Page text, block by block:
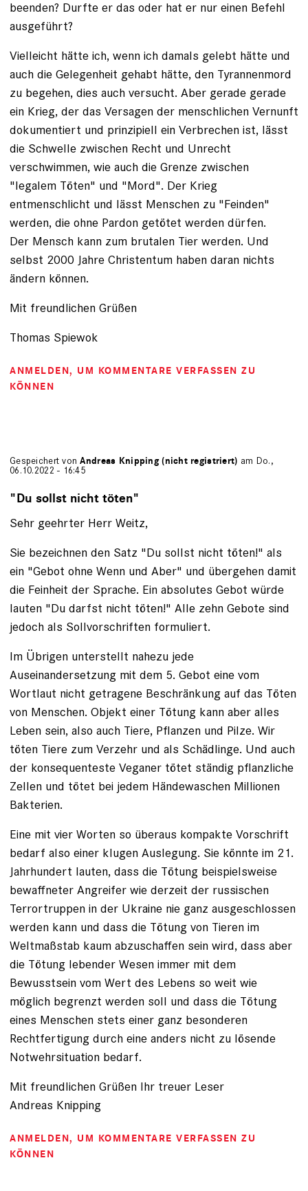
beenden? Durfte er das oder hat er nur einen Befehl
ausgeführt?
Vielleicht hätte ich, wenn ich damals gelebt hätte und
auch die Gelegenheit gehabt hätte, den Tyrannenmord
zu begehen, dies auch versucht. Aber gerade gerade
ein Krieg, der das Versagen der menschlichen Vernunft
dokumentiert und prinzipiell ein Verbrechen ist, lässt
die Schwelle zwischen Recht und Unrecht
verschwimmen, wie auch die Grenze zwischen
"legalem Töten" und "Mord". Der Krieg
entmenschlicht und lässt Menschen zu "Feinden"
werden, die ohne Pardon getötet werden dürfen.
Der Mensch kann zum brutalen Tier werden. Und
selbst 2000 Jahre Christentum haben daran nichts
ändern können.
Mit freundlichen Grüßen
Thomas Spiewok
ANMELDEN, UM KOMMENTARE VERFASSEN ZU
KÖNNEN
Gespeichert vonAndreas Knipping (nicht registriert) am Do.,
06.10.2022 - 16:45
"Du sollst nicht töten"
Sehr geehrter Herr Weitz,
Sie bezeichnen den Satz "Du sollst nicht töten!" als
ein "Gebot ohne Wenn und Aber" und übergehen damit
die Feinheit der Sprache. Ein absolutes Gebot würde
lauten "Du darfst nicht töten!" Alle zehn Gebote sind
jedoch als Sollvorschriften formuliert.
Im Übrigen unterstellt nahezu jede
Auseinandersetzung mit dem 5. Gebot eine vom
Wortlaut nicht getragene Beschränkung auf das Töten
von Menschen. Objekt einer Tötung kann aber alles
Leben sein, also auch Tiere, Pflanzen und Pilze. Wir
töten Tiere zum Verzehr und als Schädlinge. Und auch
der konsequenteste Veganer tötet ständig pflanzliche
Zellen und tötet bei jedem Händewaschen Millionen
Bakterien.
Eine mit vier Worten so überaus kompakte Vorschrift
bedarf also einer klugen Auslegung. Sie könnte im 21.
Jahrhundert lauten, dass die Tötung beispielsweise
bewaffneter Angreifer wie derzeit der russischen
Terrortruppen in der Ukraine nie ganz ausgeschlossen
werden kann und dass die Tötung von Tieren im
Weltmaßstab kaum abzuschaffen sein wird, dass aber
die Tötung lebender Wesen immer mit dem
Bewusstsein vom Wert des Lebens so weit wie
möglich begrenzt werden soll und dass die Tötung
eines Menschen stets einer ganz besonderen
Rechtfertigung durch eine anders nicht zu lösende
Notwehrsituation bedarf.
Mit freundlichen Grüßen Ihr treuer Leser
Andreas Knipping
ANMELDEN, UM KOMMENTARE VERFASSEN ZU
KÖNNEN